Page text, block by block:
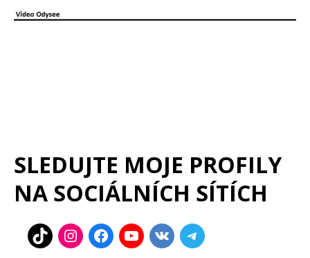
SLEDUJTE MOJE PROFILY
NA SOCIÁLNÍCH SÍTÍCH